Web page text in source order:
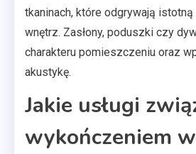
tkaninach, które odgrywają istotną
wnętrz. Zasłony, poduszki czy
charakteru pomieszczeniu oraz
akustykę.
Jakie usługi
wykończeniem